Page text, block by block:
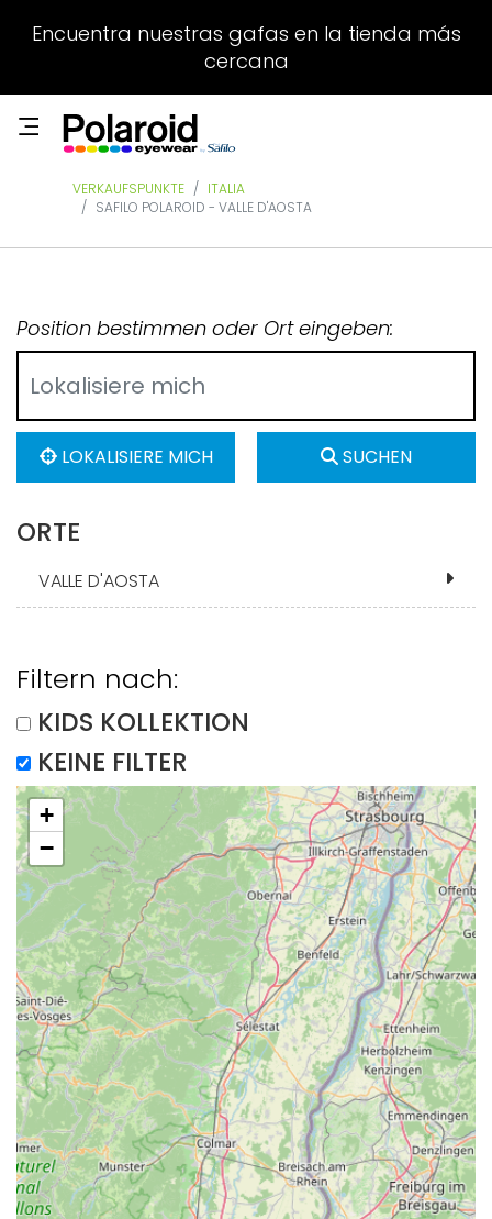
Encuentra nuestras gafas en la tienda más
cercana
VERKAUFSPUNKTE
ITALIA
SAFILO POLAROID - VALLE D'AOSTA
Position bestimmen oder Ort eingeben:
LOKALISIERE MICH SUCHEN
ORTE
VALLE D'AOSTA
Filtern nach:
KIDS KOLLEKTION
KEINE FILTER
+
−